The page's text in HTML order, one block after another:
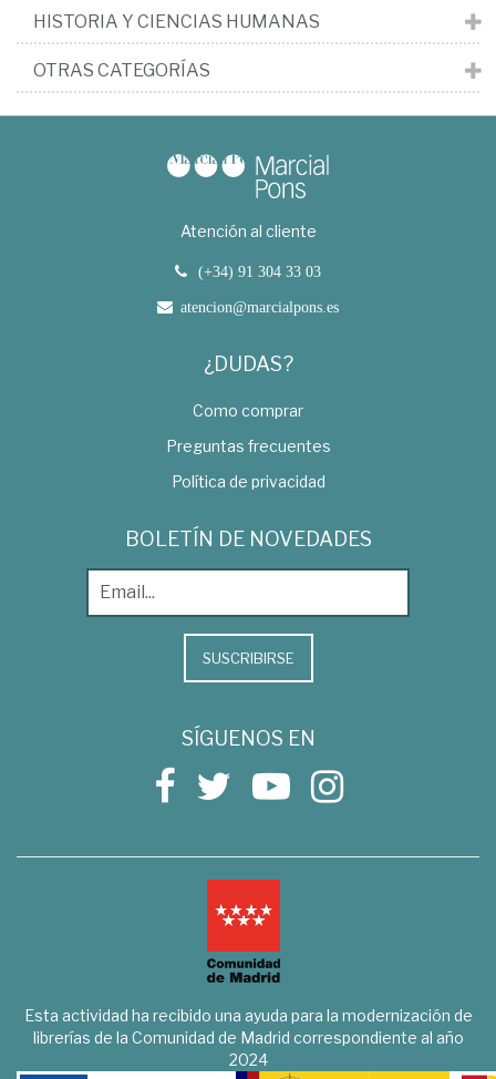
HISTORIA Y CIENCIAS HUMANAS
OTRAS CATEGORÍAS
Atención al cliente
(+34) 91 304 33 03
atencion@marcialpons.es
¿DUDAS?
Como comprar
Preguntas frecuentes
Política de privacidad
BOLETÍN DE NOVEDADES
SUSCRIBIRSE
SÍGUENOS EN
Esta actividad ha recibido una ayuda para la modernización de
librerías de la Comunidad de Madrid correspondiente al año
2024